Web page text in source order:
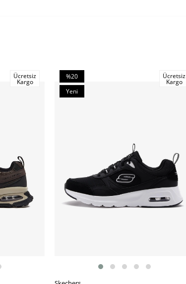
Ücretsiz
Kargo
%20
İndirim
Yeni
Ücretsiz
Kargo